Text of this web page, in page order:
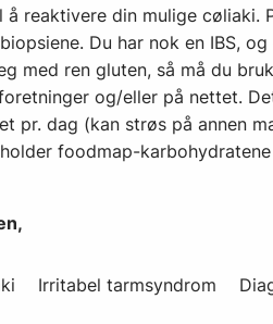
å reaktivere din mulige
Du har nok en IBS,
med ren gluten, så må du
og/eller på nettet.
pr. dag (kan strøs på annen
foodmap-
Irritabel tarmsyndrom